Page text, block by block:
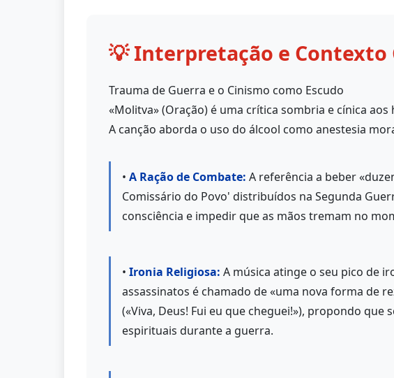
💡 Interpretação e Contexto
Trauma de Guerra e o Cinismo como Escudo
«Molitva» (Oração) é uma crítica sombria e cínica
A canção aborda o uso do álcool como anestesia
• A Ração de Combate: A referência a beber
Comissário do Povo' distribuídos na Segunda
consciência e impedir que as mãos tremam no
• Ironia Religiosa: A música atinge o seu pico de
assassinatos é chamado de «uma nova forma de
(«Viva, Deus! Fui eu que cheguei!»), propondo
espirituais durante a guerra.